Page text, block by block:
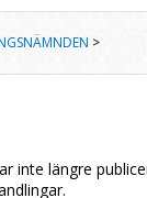
>
inte längre